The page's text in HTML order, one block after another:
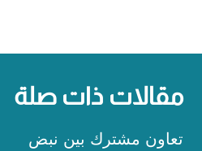
مقالات ذات صلة
تعاون مشترك بين نبض